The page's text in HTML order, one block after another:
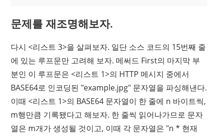
문제를 재조명해보자.
다시 <리스트 3>을 살펴보자. 일단 소스 코드의 15번째 줄
에 있는 루프문만 고려해 보자. 메써드 First의 마지막 부
분인 이 루프문은 <리스트 1>의 HTTP 메시지 중에서
BASE64로 인코딩된 "example.jpg" 문자열을 파싱해낸다.
이때 <리스트 1>의 BASE64 문자열이 한 줄에 n 바이트씩,
m행만큼 기록됐다고 해보자. 한 줄씩 읽어나가므로 문자
열은 m개가 생성될 것이고, 이때 각 문자열은 "n * 현재